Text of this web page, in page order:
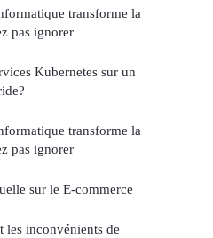
transforme la
pas ignorer
Kubernetes sur un
transforme la
pas ignorer
sur le E-commerce
les inconvénients de